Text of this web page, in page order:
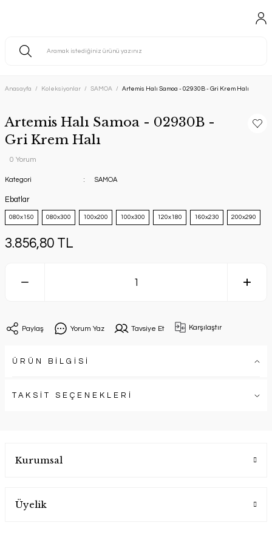
Anasayfa Koleksiyonlar SAMOA Artemis Halı Samoa - 02930B - Gri Krem Halı
Artemis Halı Samoa - 02930B -
Gri Krem Halı
0 Yorum
Kategori SAMOA
Ebatlar
080x150 080x300 100x200 100x300 120x180 160x230 200x290
3.856,80 TL
Paylaş Yorum Yaz Tavsiye Et Karşılaştır
ÜRÜN BİLGİSİ
TAKSİT SEÇENEKLERİ
Kurumsal
Üyelik